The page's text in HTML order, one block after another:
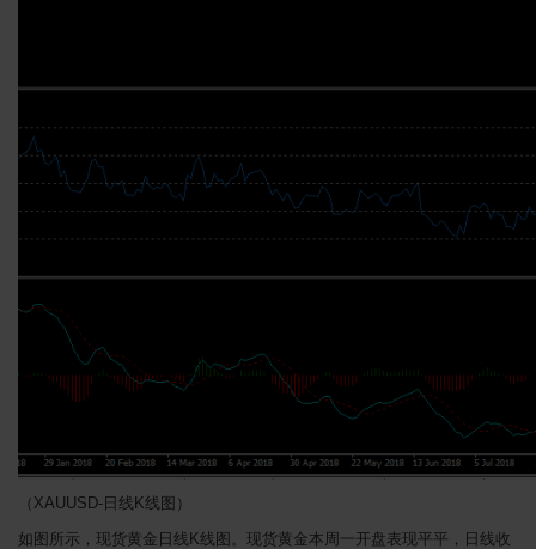
（XAUUSD-日线K线图）
如图所示，现货黄金日线K线图。现货黄金本周一开盘表现平平，日线收